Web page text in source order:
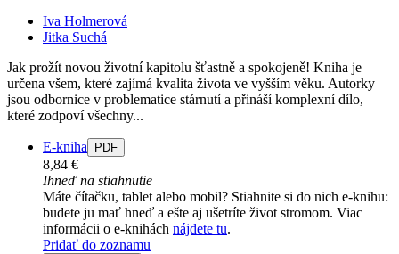
Iva Holmerová
Jitka Suchá
Jak prožít novou životní kapitolu šťastně a spokojeně! Kniha je
určena všem, které zajímá kvalita života ve vyšším věku. Autorky
jsou odbornice v problematice stárnutí a přináší komplexní dílo,
které zodpoví všechny...
E-kniha PDF
8,84 €
Ihneď na stiahnutie
Máte čítačku, tablet alebo mobil? Stiahnite si do nich e-knihu:
budete ju mať hneď a ešte aj ušetríte život stromom. Viac
informácii o e-knihách nájdete tu.
Pridať do zoznamu